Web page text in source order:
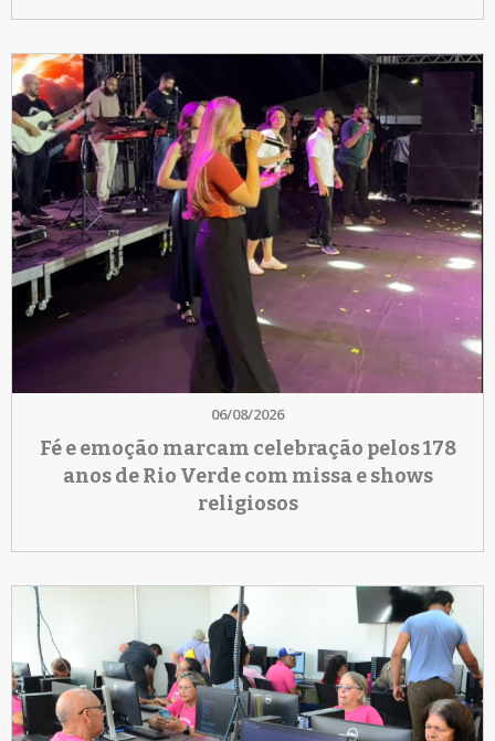
06/08/2026
Fé e emoção marcam celebração pelos 178
anos de Rio Verde com missa e shows
religiosos